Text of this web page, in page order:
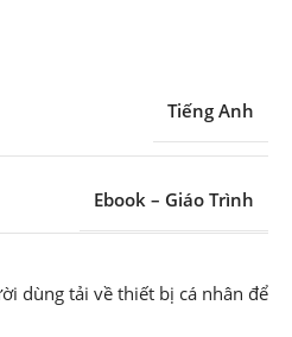
Tiếng Anh
Ebook – Giáo Trình
dùng tải về thiết bị cá nhân để